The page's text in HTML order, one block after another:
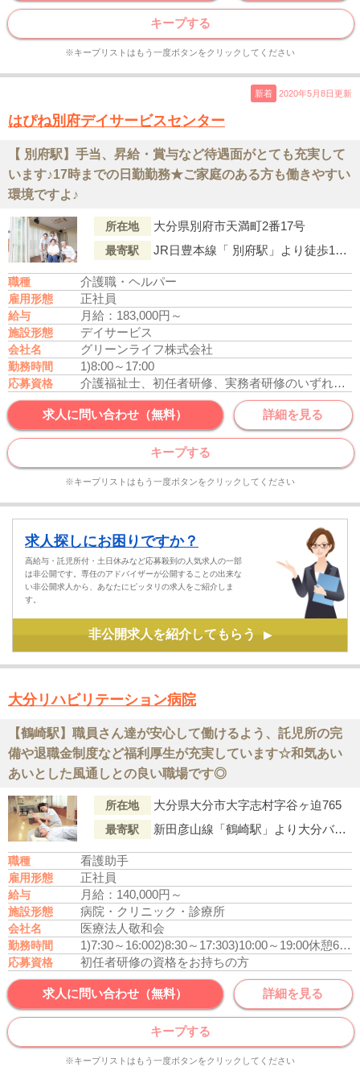
キープする
※キープリストはもう一度ボタンをクリックしてください
新着 2020年5月8日更新
はぴね別府デイサービスセンター
【 別府駅】手当、昇給・賞与など待遇面がとても充実して
います♪17時までの日勤勤務★ご家庭のある方も働きやすい
環境ですよ♪
所在地 大分県別府市天満町2番17号
最寄駅 JR日豊本線「 別府駅」より徒歩12分
職種 介護職・ヘルパー
雇用形態 正社員
給与 月給：183,000円～
施設形態 デイサービス
会社名 グリーンライフ株式会社
勤務時間 1)8:00～17:00
応募資格 介護福祉士、初任者研修、実務者研修のいずれかの資格をお持ちの方
求人に問い合わせ（無料） 詳細を見る
キープする
※キープリストはもう一度ボタンをクリックしてください
求人探しにお困りですか？
高給与・託児所付・土日休みなど応募殺到の人気求人の一部
は非公開です。専任のアドバイザーが公開することの出来な
い非公開求人から、あなたにピッタリの求人をご紹介しま
す。
非公開求人を紹介してもらう ▶
大分リハビリテーション病院
【鶴崎駅】職員さん達が安心して働けるよう、託児所の完
備や退職金制度など福利厚生が充実しています☆和気あい
あいとした風通しとの良い職場です◎
所在地 大分県大分市大字志村字谷ヶ迫765
最寄駅 新田彦山線「鶴崎駅」より大分バス『城原』行「庄境」下車徒歩4分
職種 看護助手
雇用形態 正社員
給与 月給：140,000円～
施設形態 病院・クリニック・診療所
会社名 医療法人敬和会
勤務時間 1)7:30～16:002)8:30～17:303)10:00～19:00休憩60分
応募資格 初任者研修の資格をお持ちの方
求人に問い合わせ（無料） 詳細を見る
キープする
※キープリストはもう一度ボタンをクリックしてください